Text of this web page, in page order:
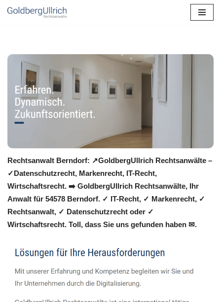
Rechtsanwalt Berndorf: ↗️GoldbergUllrich Rechtsanwälte –
✓Datenschutzrecht, Markenrecht, IT-Recht,
Wirtschaftsrecht. ➡️ GoldbergUllrich Rechtsanwälte, Ihr
Anwalt für 54578 Berndorf. ✓ IT-Recht, ✓ Markenrecht, ✓
Rechtsanwalt, ✓ Datenschutzrecht oder ✓
Wirtschaftsrecht. Toll, dass Sie uns gefunden haben ✉.